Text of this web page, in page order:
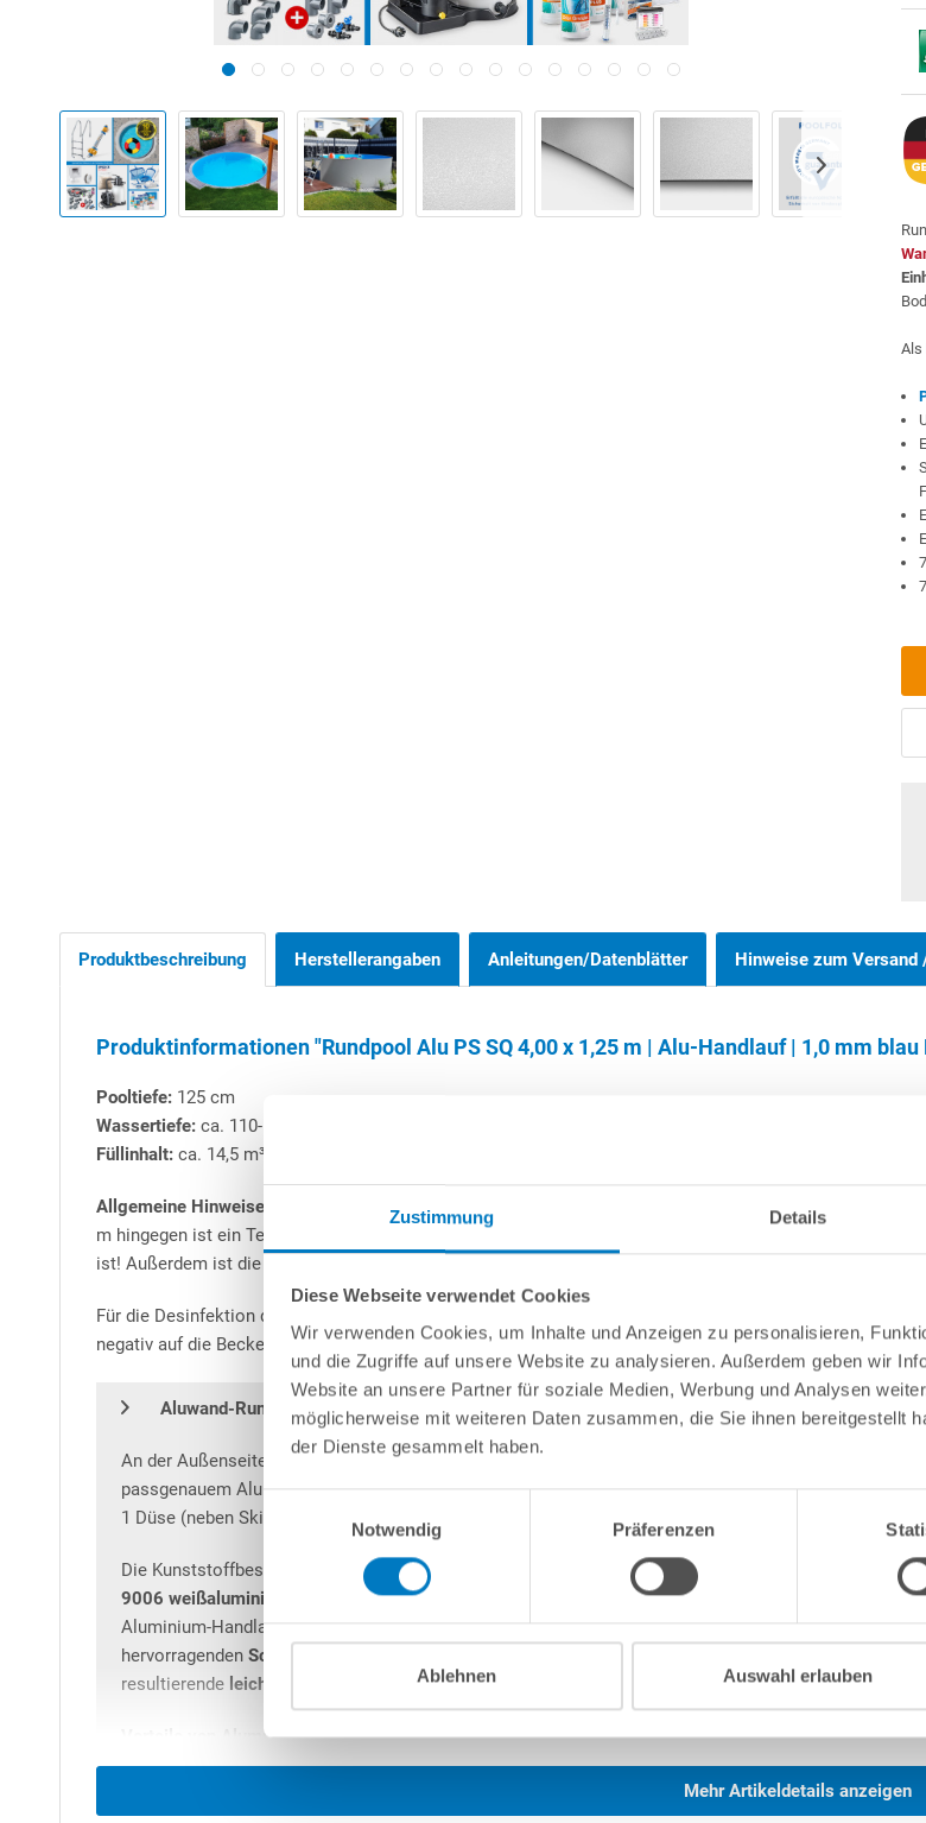
Zustimmung Details
Diese Webseite verwendet Cookies
Wir verwenden Cookies, um Inhalte und Anzeigen zu personalisieren,
und die Zugriffe auf unsere Website zu analysieren. Außerdem geben wir
Website an unsere Partner für soziale Medien, Werbung und Analysen
möglicherweise mit weiteren Daten zusammen, die Sie ihnen bereitgestellt
der Dienste gesammelt haben.
Notwendig
Präferenzen
Ablehnen Auswahl erlauben
Als
Produktbeschreibung Herstellerangaben Anleitungen/Datenblätter Hinweise zum Versand
Produktinformationen "Rundpool Alu PS SQ 4,00 x 1,25 m | Alu-Handlauf | 1,0 mm
Pooltiefe: 125 cm
Wassertiefe: ca. 110-115 cm
Füllinhalt: ca. 14,5 m³
Allgemeine Hinweise zu Aluwand-Rundbecken:
Alle Rundpools 1,20 m, 1,25 m und 1,35 m können
m hingegen ist ein Teileinbau (mind. 50 cm) zwingend vonnöten. Bitte beachten Sie, dass der
ist! Außerdem ist die Erstellung einer Beton-Bodenplatte - unabhängig von der Poolgröße sowie auch
Für die Desinfektion des Poolwassers empfehlen wir die Verwendung von Mitteln auf Chlor- oder
negativ auf die Beckenwand auswirken könnte, selbst wenn diese aus Aluminium besteht.
Aluwand-Rundbecken S uperior uality mit Alu-Kombihandlauf Made Germany
An der Außenseite kunststoffbeschichtete, innen schutzlackierte
passgenauem Aluminium-Steckprofil für die schnelle Verbindung der Stahlwandenden. Ausschnitte für
1 Düse (neben Skimmer) bereits vorbereitet.
Die Kunststoffbeschichtung an der Außenseite ist in einem besonders edlen,
silbergrauen Farbton
9006 weißaluminium)
, der den Aluminium-Charakter sehr gut widerspiegelt und dem Becken in
Aluminium-Handlauf ein besonders harmonisches Bild verleiht. Zusätzlich bietet die Beschichtung
hervorragenden Schutz des darunter liegenden Aluminiums
resultierende leicht raue Struktur bietet eine sehr angenehme und hochwertig anmutende Haptik.
Vorteile von Aluminium gegenüber Stahl: Einfacherer und schnellerer Aufbau, da trotz der höheren
eineAlu-Wanddeutlich leichter ist als eine Stahlwand.Aluminiumhat bei 1 mm Stärke ca. 2,8 kg/m²,
Stahl bei 0,6 mm ca. 4,4 kg/m² und bei 0,8 mm ca. 5,6 kg/m² hat. Darüber hinaus istAluminium
Mehr Artikeldetails anzeigen